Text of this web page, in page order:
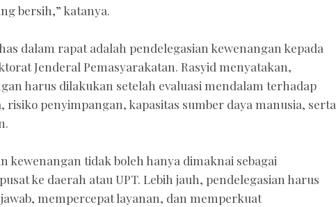
bersih,” katanya.
dalam rapat adalah pendelegasian kewenangan kepada
Jenderal Pemasyarakatan. Rasyid menyatakan,
harus dilakukan setelah evaluasi mendalam terhadap
risiko penyimpangan, kapasitas sumber daya manusia, serta
kewenangan tidak boleh hanya dimaknai sebagai
ke daerah atau UPT. Lebih jauh, pendelegasian harus
mempercepat layanan, dan memperkuat